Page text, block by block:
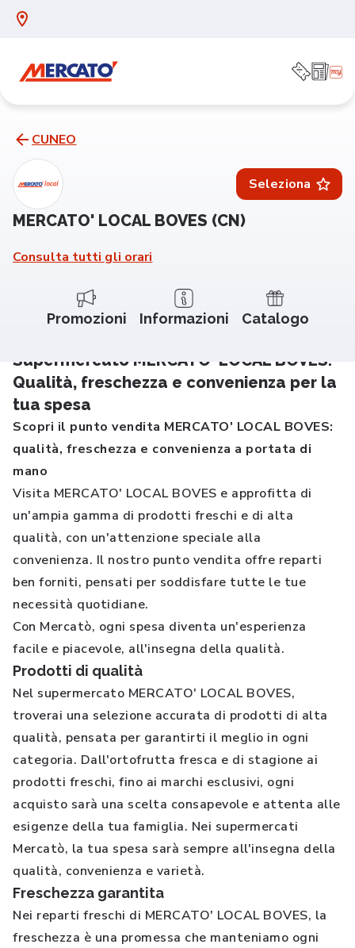
CUNEO
Seleziona
MERCATO' LOCAL BOVES (CN)
Consulta tutti gli orari
Promozioni Informazioni Catalogo
Supermercato MERCATO' LOCAL BOVES.
Qualità, freschezza e convenienza per la
tua spesa
Scopri il punto vendita MERCATO' LOCAL BOVES:
qualità, freschezza e convenienza a portata di
mano
Visita MERCATO' LOCAL BOVES e approfitta di
un'ampia gamma di prodotti freschi e di alta
qualità, con un'attenzione speciale alla
convenienza. Il nostro punto vendita offre reparti
ben forniti, pensati per soddisfare tutte le tue
necessità quotidiane.
Con Mercatò, ogni spesa diventa un'esperienza
facile e piacevole, all'insegna della qualità.
Prodotti di qualità
Nel supermercato MERCATO' LOCAL BOVES,
troverai una selezione accurata di prodotti di alta
qualità, pensata per garantirti il meglio in ogni
categoria. Dall'ortofrutta fresca e di stagione ai
prodotti freschi, fino ai marchi esclusivi, ogni
acquisto sarà una scelta consapevole e attenta alle
esigenze della tua famiglia. Nei supermercati
Mercatò, la tua spesa sarà sempre all'insegna della
qualità, convenienza e varietà.
Freschezza garantita
Nei reparti freschi di MERCATO' LOCAL BOVES, la
freschezza è una promessa che manteniamo ogni